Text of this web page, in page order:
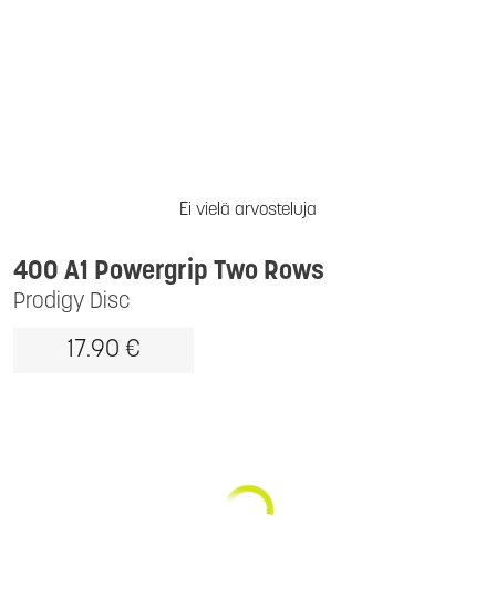
Ei vielä arvosteluja
Prodigy Disc
400 A1 Powergrip Two Rows
17.90 €